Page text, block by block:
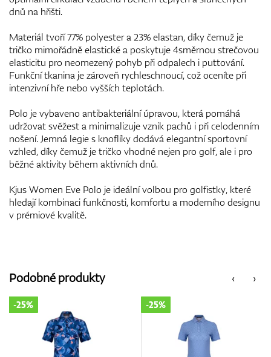
dnů na hřišti.
Materiál tvoří 77% polyester a 23% elastan, díky čemuž je
tričko mimořádně elastické a poskytuje 4směrnou strečovou
elasticitu pro neomezený pohyb při odpalech i puttování.
Funkční tkanina je zároveň rychleschnoucí, což oceníte při
intenzivní hře nebo vyšších teplotách.
Polo je vybaveno antibakteriální úpravou, která pomáhá
udržovat svěžest a minimalizuje vznik pachů i při celodenním
nošení. Jemná legie s knoflíky dodává elegantní sportovní
vzhled, díky čemuž je tričko vhodné nejen pro golf, ale i pro
běžné aktivity během aktivních dnů.
Kjus Women Eve Polo je ideální volbou pro golfistky, které
hledají kombinaci funkčnosti, komfortu a moderního designu
v prémiové kvalitě.
‹
Podobné produkty ›
-25% -35%